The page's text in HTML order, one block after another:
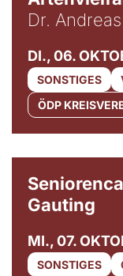
Dr.
DI., 06.
SONSTIGES
ÖDP
Gauting
MI., 07.
SONSTIGES